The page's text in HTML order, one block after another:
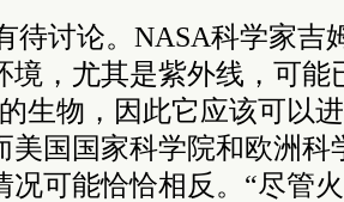
待讨论。NASA科学家吉
境，尤其是紫外线，可能
生物，因此它应该可以
美国国家科学院和欧洲科
况可能恰恰相反。“尽管